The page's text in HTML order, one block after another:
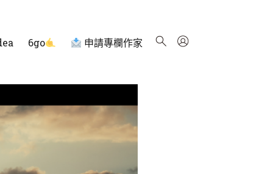
6go 申請專欄作家